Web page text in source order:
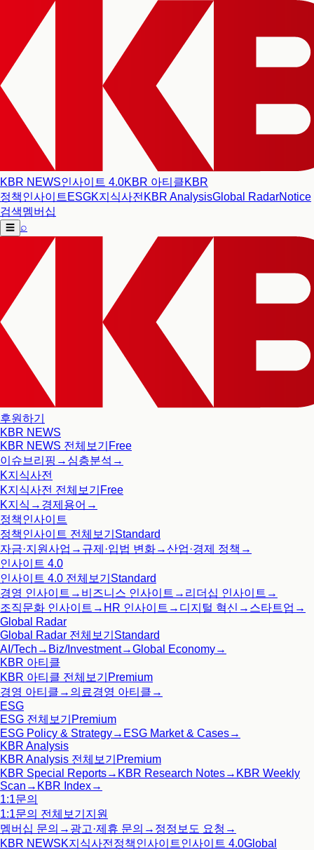
KBR NEWS인사이트 4.0KBR 아티클KBR
정책인사이트 ESGK지식사전 KBR AnalysisGlobal RadarNotice
검색멤버십
☰ ⌕
후원하기
KBR NEWS
KBR NEWS 전체보기 Free
이슈브리핑 → 심층분석 →
K지식사전
K지식사전 전체보기 Free
K지식 → 경제용어 →
정책인사이트
정책인사이트 전체보기 Standard
자금·지원사업 → 규제·입법 변화→산업·경제 정책 →
인사이트 4.0
인사이트 4.0 전체보기 Standard
경영 인사이트 → 비즈니스 인사이트 → 리더십 인사이트 →
조직문화 인사이트 → HR 인사이트 → 디지털 혁신 → 스타트업 →
Global Radar
Global Radar 전체보기 Standard
AI/Tech → Biz/Investment→Global Economy→
KBR 아티클
KBR 아티클 전체보기 Premium
경영 아티클 → 의료경영 아티클 →
ESG
ESG 전체보기 Premium
ESG Policy & Strategy→ ESG Market & Cases→
KBR Analysis
KBR Analysis 전체보기 Premium
KBR Special Reports→ KBR Research Notes→ KBR Weekly
Scan → KBR Index→
1:1문의
1:1문의 전체보기 지원
멤버십 문의 → 광고·제휴 문의 → 정정보도 요청 →
KBR NEWSK지식사전 정책인사이트인사이트 4.0Global